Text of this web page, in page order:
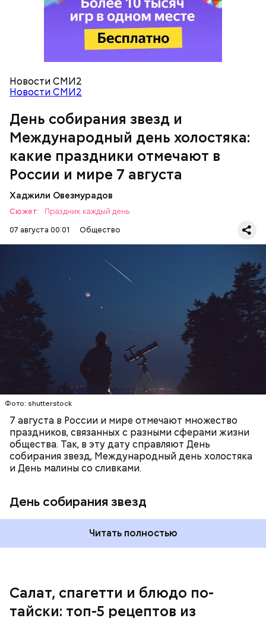
Новости СМИ2
Новости СМИ2
День собирания звезд и
Международный день холостяка:
какие праздники отмечают в
России и мире 7 августа
Хаджили Овезмурадов
Сюжет:
Праздник каждый день
07 августа 00:01
Общество
Фото: shutterstock
7 августа в России и мире отмечают множество
праздников, связанных с разными сферами жизни
общества. Так, в эту дату справляют День
собирания звезд, Международный день холостяка
и День малины со сливками.
День собирания звезд
День собирания звезд учрежден в честь
метеорного потока Персеиды, который ежегодно
можно наблюдать в августе. Все любители
смотреть на звездопад 7 августа выезжают за
город — в местность, где нет светового
загрязнения и где можно невооруженным глазом
наблюдать за падающими звездами.
Международный день холостяка
Читать полностью
ЕДА ПРАЗДНИКИ
СЛАДОСТИ
Салат, спагетти и блюдо по-
тайски: топ-5 рецептов из
чеснок;
— Кабачки, порезанные кубиками, нужно легко
обжарить на сковороде. К ним добавляются зелень
петрушки, чеснок, соль и оливковое масло.
Получается очень вкусно, — поделился рецептом
Копылов.
Спагетти из кабачков
Однако диетолог предупредила: не для всех дыня
может быть полезна. В первую очередь ее стоит
есть с осторожностью людям:
с сахарным диабетом;
лишним весом.
— В дыне содержится много сахара, который
представлен фруктозой. С одной стороны — это
хорошо, потому что дает энергию. Но важно
помнить, что сладкими дынями не нужно сильно
увлекаться, так же как и арбузами, людям с
сахарным диабетом и лишним весом, —
подчеркнула доктор.